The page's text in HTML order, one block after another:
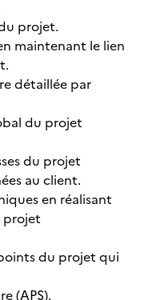
projet.
maintenant le lien
détaillée par
du projet
du projet
au client.
en réalisant
projet
du projet qui
(APS).